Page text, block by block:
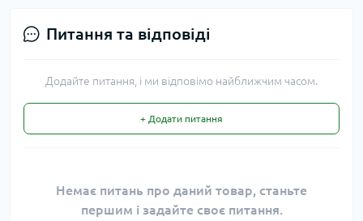
Питання та відповіді
Додайте питання, і ми відповімо найближчим часом.
+ Додати питання
Немає питань про даний товар, станьте
першим і задайте своє питання.